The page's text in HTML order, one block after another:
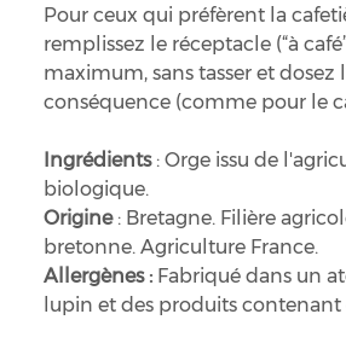
Pour ceux qui préfèrent la
remplissez le réceptacle (“à
maximum, sans tasser et dosez
conséquence (comme pour le
Ingrédients : Orge issu de
biologique.
Origine: Bretagne. Filière
bretonne. Agriculture France.
Allergènes :Fabriqué dans un
lupin et des produits